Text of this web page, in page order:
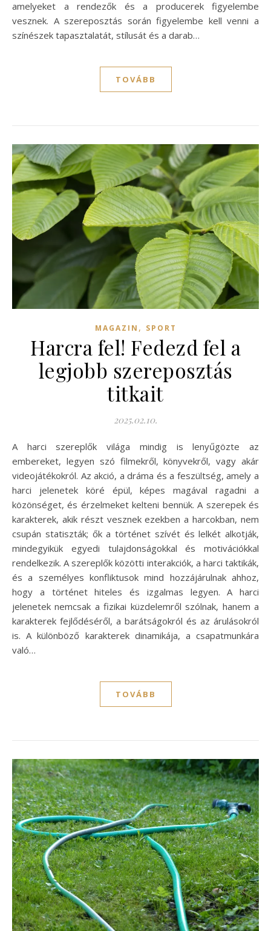
amelyeket a rendezők és a producerek figyelembe
vesznek. A szereposztás során figyelembe kell venni a
színészek tapasztalatát, stílusát és a darab…
TOVÁBB
MAGAZIN , SPORT
Harcra fel! Fedezd fel a
legjobb szereposztás
titkait
2025.02.10.
A harci szereplők világa mindig is lenyűgözte az
embereket, legyen szó filmekről, könyvekről, vagy akár
videojátékokról. Az akció, a dráma és a feszültség, amely a
harci jelenetek köré épül, képes magával ragadni a
közönséget, és érzelmeket kelteni bennük. A szerepek és
karakterek, akik részt vesznek ezekben a harcokban, nem
csupán statiszták; ők a történet szívét és lelkét alkotják,
mindegyikük egyedi tulajdonságokkal és motivációkkal
rendelkezik. A szereplők közötti interakciók, a harci taktikák,
és a személyes konfliktusok mind hozzájárulnak ahhoz,
hogy a történet hiteles és izgalmas legyen. A harci
jelenetek nemcsak a fizikai küzdelemről szólnak, hanem a
karakterek fejlődéséről, a barátságokról és az árulásokról
is. A különböző karakterek dinamikája, a csapatmunkára
való…
TOVÁBB